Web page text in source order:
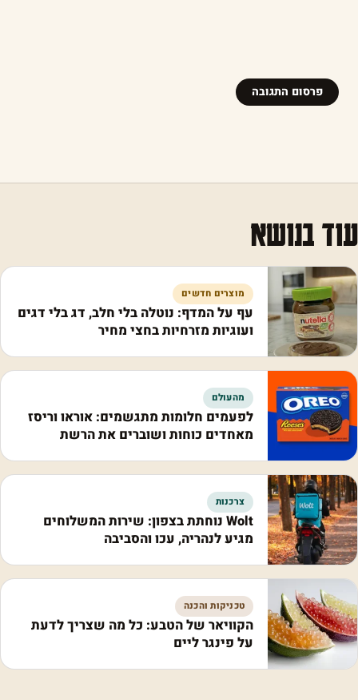
עוד בנושא
מוצרים חדשים
עף על המדף: נוטלה בלי חלב, דג בלי דגים
ועוגיות מזרחיות בחצי מחיר
מהעולם
לפעמים חלומות מתגשמים: אוראו וריסז
מאחדים כוחות ושוברים את הרשת
צרכנות
Wolt נוחתת בצפון: שירות המשלוחים
מגיע לנהריה, עכו והסביבה
טכניקות והכנה
הקוויאר של הטבע: כל מה שצריך לדעת
על פינגר ליים